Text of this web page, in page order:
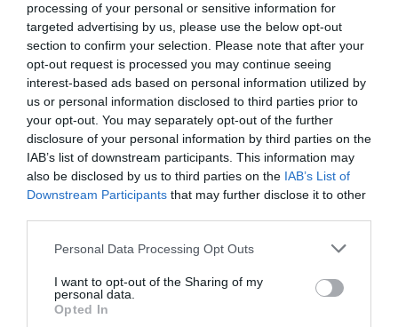
processing of your personal or sensitive information for
targeted advertising by us, please use the below opt-out
section to confirm your selection. Please note that after your
opt-out request is processed you may continue seeing
interest-based ads based on personal information utilized by
us or personal information disclosed to third parties prior to
your opt-out. You may separately opt-out of the further
disclosure of your personal information by third parties on the
IAB’s list of downstream participants. This information may
also be disclosed by us to third parties on the IAB’s List of
Downstream Participants that may further disclose it to other
Please note that this website/app uses one or more Google
not limited to your visit or usage behaviour. You may click to
grant or deny consent to Google and its third-party tags to
use your data for below specified purposes in below Google
Personal Data Processing Opt Outs
I want to opt-out of the Sharing of my
personal data.
Opted In
ELŐZŐ CIKK
AZ ÖRDÖG KERTJE: KINEK A MŰVE EZ A KÜLÖNÖS TERÜLET
AZ AMAZONASI ŐSERDŐKBEN?
KÖVETKEZŐ CIKK
ÉTTEREM ÜL AZ ÓRIÁSI BANYÁNFA TETEJÉN
HASONLÓ ÉRDEKESSÉGEK